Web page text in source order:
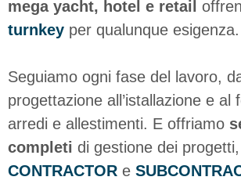
mega yacht, hotel e retail
turnkey per qualunque esigenza.
Seguiamo ogni fase del lavoro,
progettazione all’istallazione e al
arredi e allestimenti. E offriamo
completi di gestione dei
CONTRACTOR e